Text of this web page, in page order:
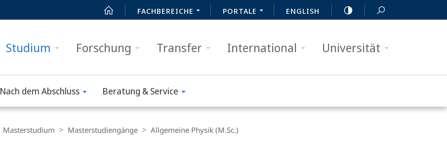
FACHBEREICHE PORTALE ENGLISH
Studium Forschung Transfer International Universität
Nach dem Abschluss Beratung & Service
Masterstudium Masterstudiengänge Allgemeine Physik (M.Sc.)